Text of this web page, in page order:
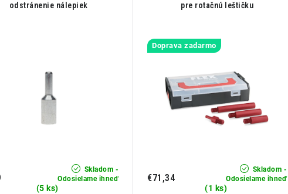
odstránenie nálepiek
Skladom -
Odosielame ihneď
(5 ks)
pre rotačnú leštičku
Doprava zadarmo
Skladom -
Odosielame ihneď
(1 ks)
€71,34